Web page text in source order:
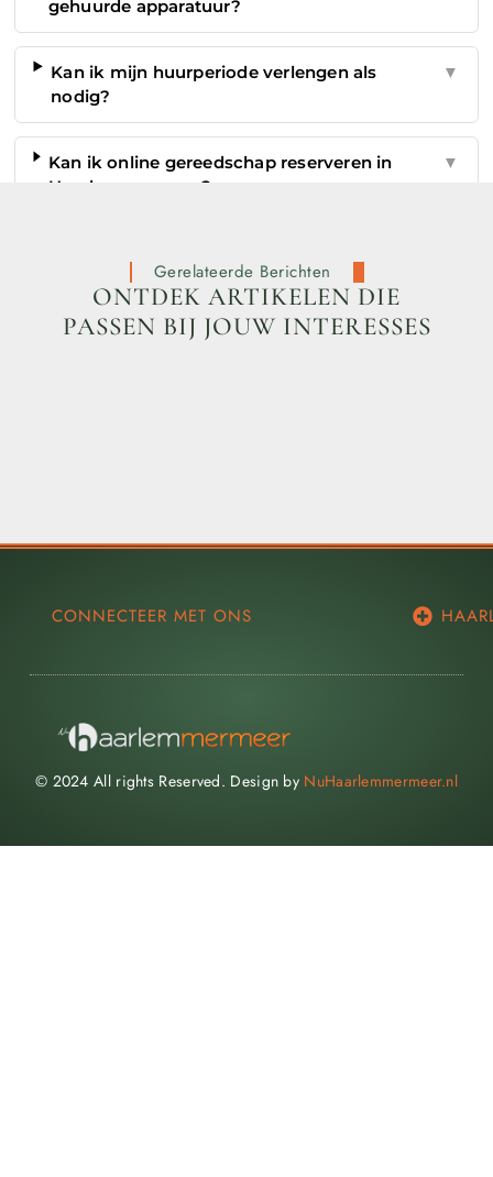
gehuurde apparatuur?
Kan ik mijn huurperiode verlengen als
nodig?
▼
Kan ik online gereedschap reserveren in
Haarlemmermeer?
▼
Gerelateerde Berichten
ONTDEK ARTIKELEN DIE
PASSEN BIJ JOUW INTERESSES
CONNECTEER MET ONS
© 2024 All rights Reserved. Design by NuHaarlemmermeer.nl